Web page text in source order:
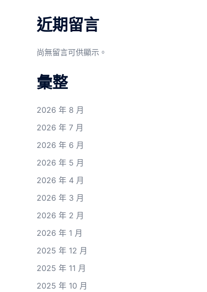
近期留言
尚無留言可供顯示。
彙整
2026 年 8 月
2026 年 7 月
2026 年 6 月
2026 年 5 月
2026 年 4 月
2026 年 3 月
2026 年 2 月
2026 年 1 月
2025 年 12 月
2025 年 11 月
2025 年 10 月